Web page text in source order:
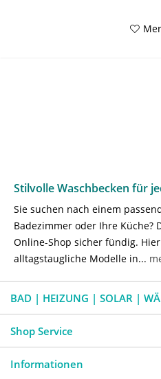
Stilvolle Waschbecken für
Sie suchen nach einem
Badezimmer oder Ihre Küche?
Online-Shop sicher fündig.
alltagstaugliche Modelle in...
BAD | HEIZUNG | SOLAR |
Shop Service
Informationen